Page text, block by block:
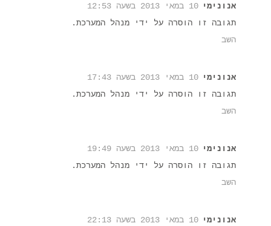
אנונימי 10 במאי 2013 בשעה 12:53
תגובה זו הוסרה על ידי מנהל המערכת.
השב
אנונימי 10 במאי 2013 בשעה 17:43
תגובה זו הוסרה על ידי מנהל המערכת.
השב
אנונימי 10 במאי 2013 בשעה 19:49
תגובה זו הוסרה על ידי מנהל המערכת.
השב
אנונימי 10 במאי 2013 בשעה 22:13